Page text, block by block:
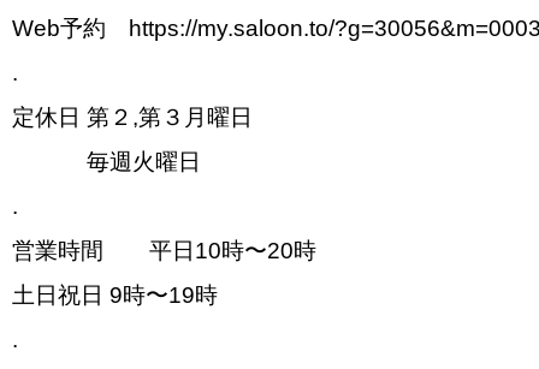
Web予約 https://my.saloon.to/
.
定休日 第２,第３月曜日
毎週火曜日
.
営業時間 平日10時〜20時
土日祝日 9時〜19時
.